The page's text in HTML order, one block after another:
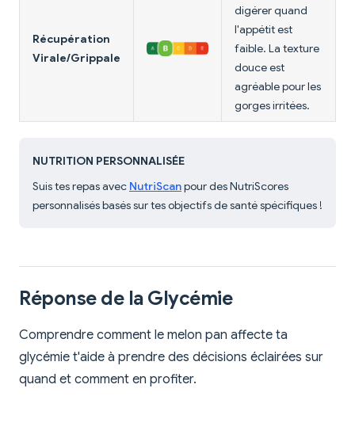
Récupération
Virale/Grippale
digérer quand
l'appétit est
faible. La texture
douce est
agréable pour les
gorges irritées.
NUTRITION PERSONNALISÉE
Suis tes repas avec NutriScanpour des NutriScores
personnalisés basés sur tes objectifs de santé spécifiques !
Réponse de la Glycémie
Comprendre comment le melon pan affecte ta
glycémie t'aide à prendre des décisions éclairées sur
quand et comment en profiter.